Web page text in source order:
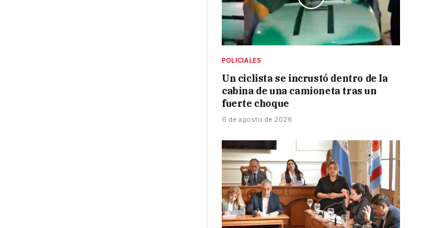
POLICIALES
Un ciclista se incrustó dentro de la
cabina de una camioneta tras un
fuerte choque
6 de agosto de 2026